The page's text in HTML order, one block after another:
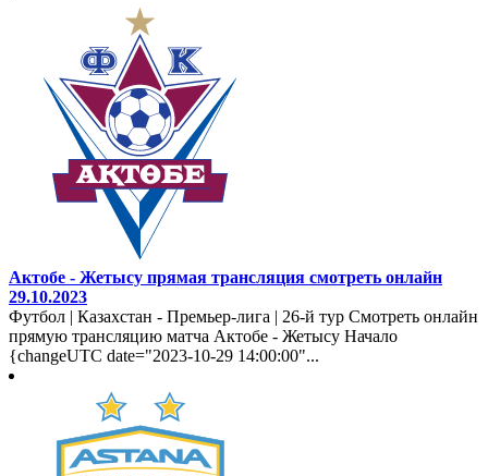
Актобе - Жетысу прямая трансляция смотреть онлайн
29.10.2023
Футбол | Казахстан - Премьер-лига | 26-й тур Смотреть онлайн
прямую трансляцию матча Актобе - Жетысу Начало
{changeUTC date="2023-10-29 14:00:00"...